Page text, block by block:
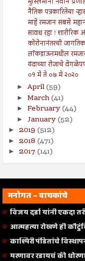
नैतिक पत्रकारितेचा
माहे रमजान सबसे
सावध रहा ! शारीरिक
कोरोनानंतरची
लॉकडाऊनमधील
यंदाच्या रोजाचे
०१ मे ते ०७ मे २०२०
► April(59)
► March(41)
► February(44)
► January(52)
► 2019 (512)
► 2018 (471)
► 2017 (141)
मनोगत – वाचकांचे
विजय दर्डा यांनी एकदा
आत्महत्या रोखणे ही
काश्मिरी पंडितांचे
मरणावर रडायचं की